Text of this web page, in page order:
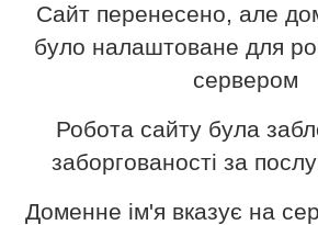
Сайт перенесено, але
було налаштоване для
сервером
Робота сайту була
заборгованості за
Доменне ім'я вказує на